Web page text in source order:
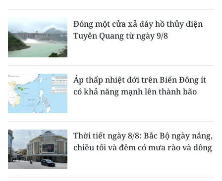
Đóng một cửa xả đáy hồ thủy điện
Tuyên Quang từ ngày 9/8
Áp thấp nhiệt đới trên Biển Đông ít
có khả năng mạnh lên thành bão
Thời tiết ngày 8/8: Bắc Bộ ngày nắng,
chiều tối và đêm có mưa rào và dông